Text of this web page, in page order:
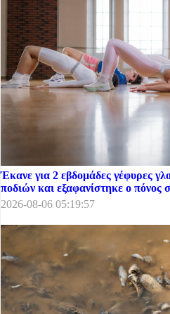
Έκανε για 2 εβδομάδες γέφυρες
ποδιών και εξαφανίστηκε ο πόνος
2026-08-06 05:19:57